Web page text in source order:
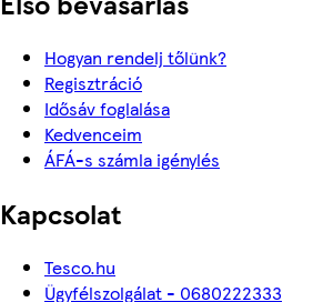
Hogyan rendelj tőlünk?
Regisztráció
Idősáv foglalása
Kedvenceim
ÁFÁ-s számla igénylés
Kapcsolat
Tesco.hu
Ügyfélszolgálat - 0680222333